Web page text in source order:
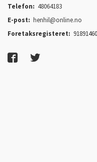
Telefon: 48064183
E-post: henhil@online.no
Foretaksregisteret: